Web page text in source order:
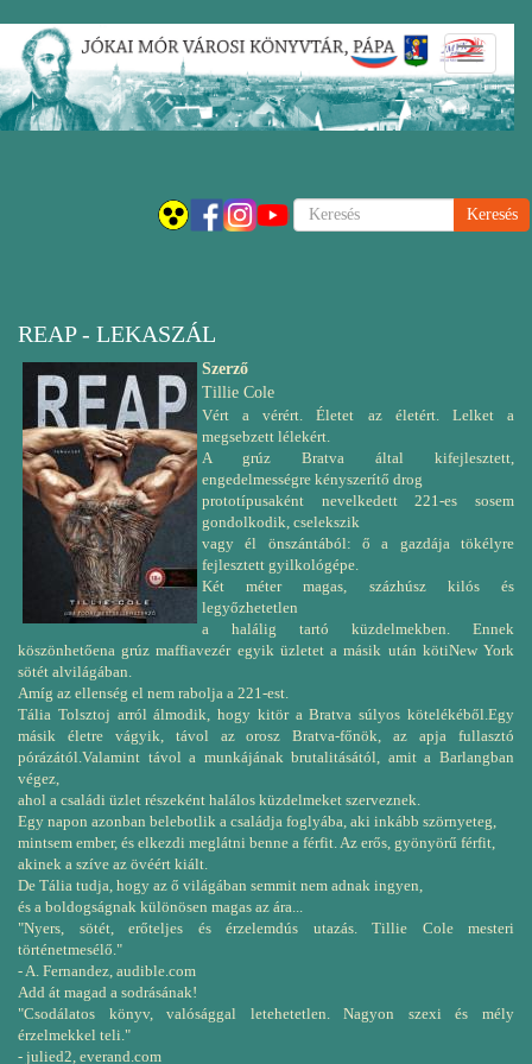
Ugrás
tartalomra
Keresés
REAP - LEKASZÁL
Szerző
Tillie Cole
Vért a vérért. Életet az életért. Lelket a
megsebzett lélekért.
A grúz Bratva által kifejlesztett,
engedelmességre kényszerítő drog
prototípusaként nevelkedett 221-es sosem
gondolkodik, cselekszik
vagy él önszántából: ő a gazdája tökélyre
fejlesztett gyilkológépe.
Két méter magas, százhúsz kilós és
legyőzhetetlen
a halálig tartó küzdelmekben. Ennek
köszönhetőena grúz maffiavezér egyik üzletet a másik után kötiNew York
sötét alvilágában.
Amíg az ellenség el nem rabolja a 221-est.
Tália Tolsztoj arról álmodik, hogy kitör a Bratva súlyos kötelékéből.Egy
másik életre vágyik, távol az orosz Bratva-főnök, az apja fullasztó
pórázától.Valamint távol a munkájának brutalitásától, amit a Barlangban
végez,
ahol a családi üzlet részeként halálos küzdelmeket szerveznek.
Egy napon azonban belebotlik a családja foglyába, aki inkább szörnyeteg,
mintsem ember, és elkezdi meglátni benne a férfit. Az erős, gyönyörű férfit,
akinek a szíve az övéért kiált.
De Tália tudja, hogy az ő világában semmit nem adnak ingyen,
és a boldogságnak különösen magas az ára...
"Nyers, sötét, erőteljes és érzelemdús utazás. Tillie Cole mesteri
történetmesélő."
- A. Fernandez, audible.com
Add át magad a sodrásának!
"Csodálatos könyv, valósággal letehetetlen. Nagyon szexi és mély
érzelmekkel teli."
- julied2, everand.com